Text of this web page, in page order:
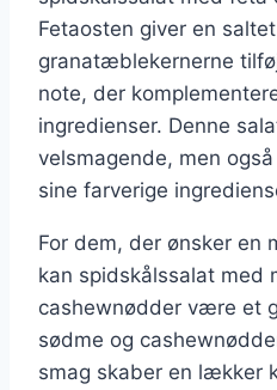
Fetaosten giver en
granatæblekernerne
note, der
ingredienser. Denne
velsmagende, men
sine farverige
For dem, der ønsker en
kan spidskålssalat med
cashewnødder være et
sødme og
smag skaber en lækker